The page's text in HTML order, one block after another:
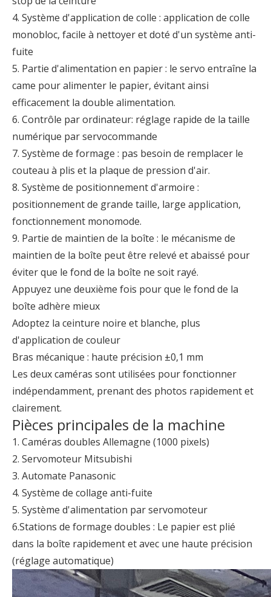
4. Système d'application de colle : application de colle
monobloc, facile à nettoyer et doté d'un système anti-
fuite
5. Partie d'alimentation en papier : le servo entraîne la
came pour alimenter le papier, évitant ainsi
efficacement la double alimentation.
6. Contrôle par ordinateur: réglage rapide de la taille
numérique par servocommande
7. Système de formage : pas besoin de remplacer le
couteau à plis et la plaque de pression d'air.
8. Système de positionnement d'armoire :
positionnement de grande taille, large application,
fonctionnement monomode.
9. Partie de maintien de la boîte : le mécanisme de
maintien de la boîte peut être relevé et abaissé pour
éviter que le fond de la boîte ne soit rayé.
Appuyez une deuxième fois pour que le fond de la
boîte adhère mieux
Adoptez la ceinture noire et blanche, plus
d'application de couleur
Bras mécanique : haute précision ±0,1 mm
Les deux caméras sont utilisées pour fonctionner
indépendamment, prenant des photos rapidement et
clairement.
Pièces principales de la machine
1. Caméras doubles Allemagne (1000 pixels)
2. Servomoteur Mitsubishi
3. Automate Panasonic
4. Système de collage anti-fuite
5. Système d'alimentation par servomoteur
6.Stations de formage doubles : Le papier est plié
dans la boîte rapidement et avec une haute précision
(réglage automatique)